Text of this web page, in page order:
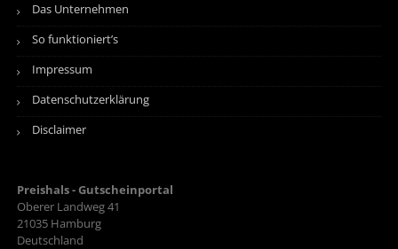
Das Unternehmen
So funktioniert’s
Impressum
Datenschutzerklärung
Disclaimer
Preishals - Gutscheinportal
Oberer Landweg 41
21035 Hamburg
Deutschland